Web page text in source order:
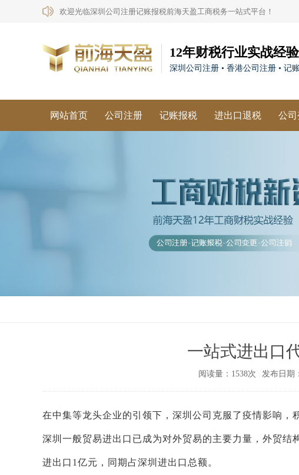
欢迎光临深圳公司注册记账报税前海天盈工商税务一站式平台！
12年财税行业实战经验
深圳公司注册 • 香港公司注册 • 记
网站首页 公司注册 记账报税 进出口退税 公司
一站式进出口
阅读量：1538次 发布日期
在中集等龙头企业的引领下，深圳公司克服了疫情影响
深圳一般贸易进出口已成为对外贸易的主要力量，外贸
进出口1亿元，同期占深圳进出口总额。